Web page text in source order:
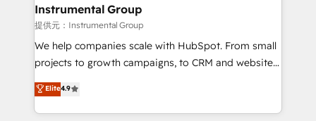
Premier Partner 2023 🌟5 HubSpot Accreditations 🌟
Won HubSpot Theme Challenge 2021 🌟INBOUND’19
HubSpot Rising Star Why us? Harnessing the full
potential of the powerful HubSpot CRM. ✔️A team of
HubSpot experience ✔️Flexible pricing models —
Hourly-fee (assigned one Dedicated HubSpot
Instrumental Group
提供元：Instrumental Group
We help companies scale with HubSpot. From small
projects to growth campaigns, to CRM and websites.
Hire an agency that's experienced in every inch of
HubSpot and willing to work hand-in-hand with your
team to simplify the complex and build a better
Elite4.9